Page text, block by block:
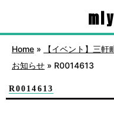
Home »
【イベント】三
お知らせ » R0014613
R0014613